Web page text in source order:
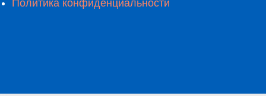
Политика конфиденциальности